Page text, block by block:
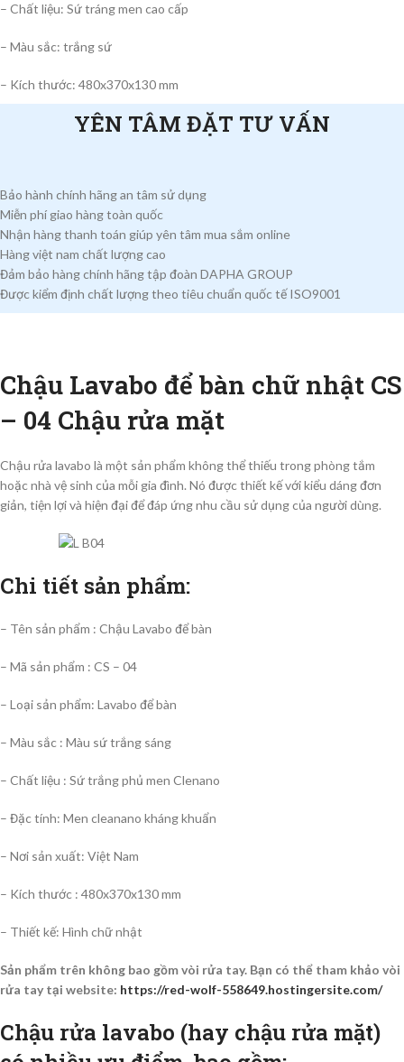
– Chất liệu: Sứ tráng men cao cấp
– Màu sắc: trắng sứ
– Kích thước: 480x370x130 mm
YÊN TÂM ĐẶT TƯ VẤN
Bảo hành chính hãng an tâm sử dụng
Miễn phí giao hàng toàn quốc
Nhận hàng thanh toán giúp yên tâm mua sắm online
Hàng việt nam chất lượng cao
Đảm bảo hàng chính hãng tập đoàn DAPHA GROUP
Được kiểm định chất lượng theo tiêu chuẩn quốc tế ISO9001
Chậu Lavabo để bàn chữ nhật CS
– 04 Chậu rửa mặt
Chậu rửa lavabo là một sản phẩm không thể thiếu trong phòng tắm
hoặc nhà vệ sinh của mỗi gia đình. Nó được thiết kế với kiểu dáng đơn
giản, tiện lợi và hiện đại để đáp ứng nhu cầu sử dụng của người dùng.
Chi tiết sản phẩm:
– Tên sản phẩm : Chậu Lavabo để bàn
– Mã sản phẩm : CS – 04
– Loại sản phẩm: Lavabo để bàn
– Màu sắc : Màu sứ trắng sáng
– Chất liệu : Sứ trắng phủ men Clenano
– Đặc tính: Men cleanano kháng khuẩn
– Nơi sản xuất: Việt Nam
– Kích thước : 480x370x130 mm
– Thiết kế: Hình chữ nhật
Sản phẩm trên không bao gồm vòi rửa tay. Bạn có thể tham khảo vòi
rửa tay tại website: https://red-wolf-558649.hostingersite.com/
Chậu rửa lavabo (hay chậu rửa mặt)